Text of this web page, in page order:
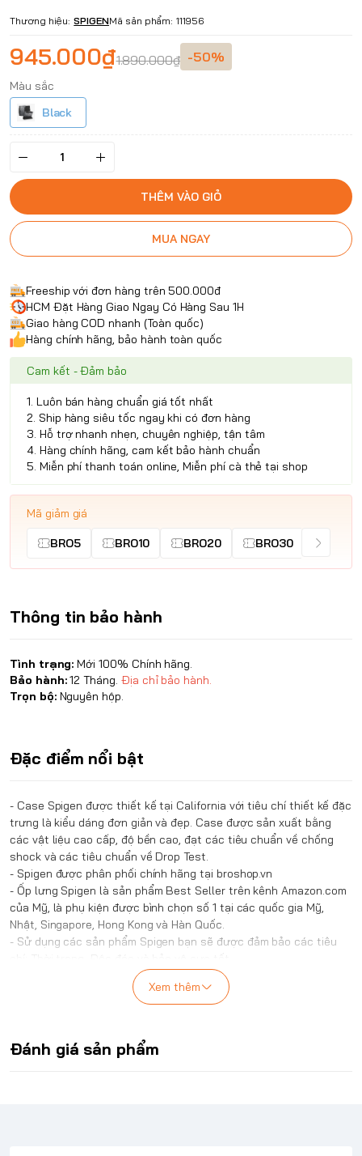
Thương hiệu: SPIGENMã sản phẩm: 111956
945.000₫1.890.000₫ -50%
Màu sắc
Black
THÊM VÀO GIỎ
MUA NGAY
Freeship với đơn hàng trên 500.000đ
HCM Đặt Hàng Giao Ngay Có Hàng Sau 1H
Giao hàng COD nhanh (Toàn quốc)
Hàng chính hãng, bảo hành toàn quốc
Cam kết - Đảm bảo
1. Luôn bán hàng chuẩn giá tốt nhất
2. Ship hàng siêu tốc ngay khi có đơn hàng
3. Hỗ trợ nhanh nhẹn, chuyên nghiệp, tận tâm
4. Hàng chính hãng, cam kết bảo hành chuẩn
5. Miễn phí thanh toán online, Miễn phí cà thẻ tại shop
Mã giảm giá
BRO5 BRO10 BRO20 BRO30
Thông tin bảo hành
Tình trạng:Mới 100% Chính hãng.
Bảo hành:12 Tháng. Địa chỉ bảo hành.
Trọn bộ: Nguyên hộp.
Đặc điểm nổi bật
- Case Spigen được thiết kế tại California với tiêu chí thiết kế đặc
trưng là kiểu dáng đơn giản và đẹp. Case được sản xuất bằng
các vật liệu cao cấp, độ bền cao, đạt các tiêu chuẩn về chống
shock và các tiêu chuẩn về Drop Test.
- Spigen được phân phối chính hãng tại broshop.vn
- Ốp lưng Spigen là sản phẩm Best Seller trên kênh Amazon.com
của Mỹ, là phụ kiện được bình chọn số 1 tại các quốc gia Mỹ,
Nhật, Singapore, Hong Kong và Hàn Quốc.
- Sử dụng các sản phẩm Spigen bạn sẽ được đảm bảo các tiêu
Đặc điểm nổi bật của dòng ốp SPIGEN
(2024 M4) Case ULTRA HYBRID PRO
Ultra Hybrid Pro chính là dành cho bạn! Với thiết kế siêu linh
hoạt, mặt lưng trong suốt như pha lê và công nghệ bảo vệ
Xem thêm
Đánh giá sản phẩm